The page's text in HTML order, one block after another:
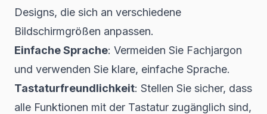
Designs, die sich an verschiedene
Bildschirmgrößen anpassen.
Einfache Sprache: Vermeiden Sie Fachjargon
und verwenden Sie klare, einfache Sprache.
Tastaturfreundlichkeit: Stellen Sie sicher, dass
alle Funktionen mit der Tastatur zugänglich sind,